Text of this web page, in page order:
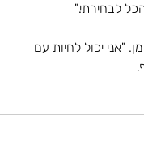
לבחירתי."
"אני יכול לחיות עם